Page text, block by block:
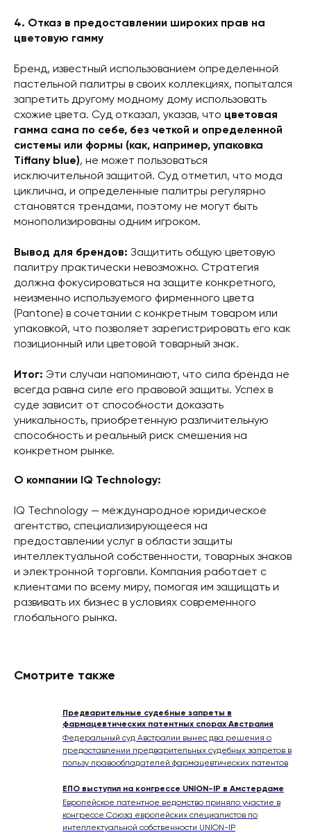
4. Отказ в предоставлении широких прав на
цветовую гамму
Бренд, известный использованием определенной
пастельной палитры в своих коллекциях, попытался
запретить другому модному дому использовать
схожие цвета. Суд отказал, указав, что цветовая
гамма сама по себе, без четкой и определенной
системы или формы (как, например, упаковка
Tiffany blue), не может пользоваться
исключительной защитой. Суд отметил, что мода
циклична, и определенные палитры регулярно
становятся трендами, поэтому не могут быть
монополизированы одним игроком.
Вывод для брендов: Защитить общую цветовую
палитру практически невозможно. Стратегия
должна фокусироваться на защите конкретного,
неизменно используемого фирменного цвета
(Pantone) в сочетании с конкретным товаром или
упаковкой, что позволяет зарегистрировать его как
позиционный или цветовой товарный знак.
Итог: Эти случаи напоминают, что сила бренда не
всегда равна силе его правовой защиты. Успех в
суде зависит от способности доказать
уникальность, приобретенную различительную
способность и реальный риск смешения на
конкретном рынке.
О компании IQ Technology:
IQ Technology — международное юридическое
агентство, специализирующееся на
предоставлении услуг в области защиты
интеллектуальной собственности, товарных знаков
и электронной торговли. Компания работает с
клиентами по всему миру, помогая им защищать и
развивать их бизнес в условиях современного
глобального рынка.
Смотрите также
Предварительные судебные запреты в
фармацевтических патентных спорах Австралия
Федеральный суд Австралии вынес два решения о
предоставлении предварительных судебных запретов в
пользу правообладателей фармацевтических патентов
ЕПО выступил на конгрессе UNION-IP в Амстердаме
Европейское патентное ведомство приняло участие в
конгрессе Союза европейских специалистов по
интеллектуальной собственности UNION-IP